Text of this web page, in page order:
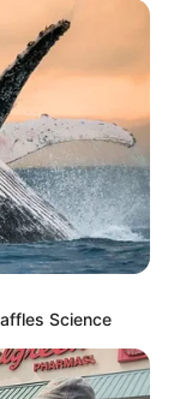
วามรัก
มีความสุข
มาดูสิว่า ความ
จานใดครับ
Science